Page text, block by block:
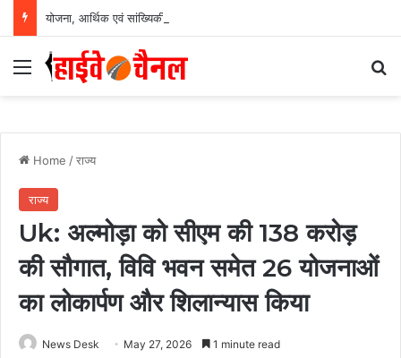
Menu
Home /राज्य
राज्य
Uk: अल्मोड़ा को सीएम की 138 करोड़
की सौगात, विवि भवन समेत 26 योजनाओं
का लोकार्पण और शिलान्यास किया
News Desk May 27, 2026 1 minute read